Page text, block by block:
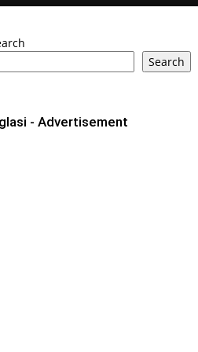
Search
- Advertisement